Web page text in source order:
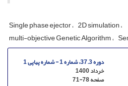
Single phase ejector 2D simulation
multi-objective Genetic Algorithm
دوره 37.3، شماره 1 - شماره پیاپی 1
خرداد 1400
صفحه71-78